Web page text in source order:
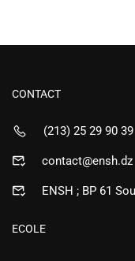
CONTACT
(213) 25 29 90 39
contact@ensh.dz
ENSH ; BP 61
ECOLE